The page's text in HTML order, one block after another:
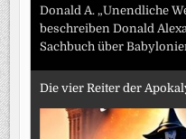
Donald A. „Unendliche
beschreiben Donald
Sachbuch über
Die vier Reiter der